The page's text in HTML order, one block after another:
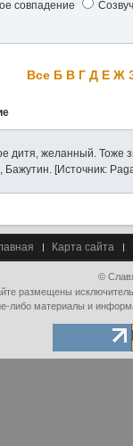
совпадение
Все Б В Г Д Е Ж
дитя, желанный. Тоже
Бажутин. [Источник:
Карта сайта
©
размещены
либо материалы и